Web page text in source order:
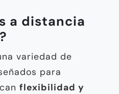
a distancia
variedad de
para
flexibilidad y